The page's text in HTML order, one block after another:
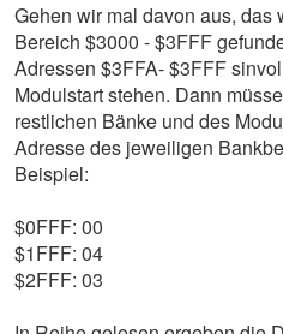
Gehen wir mal davon aus, das
Bereich $3000 - $3FFF
Adressen $3FFA- $3FFF
Modulstart stehen. Dann
restlichen Bänke und des
Adresse des jeweiligen
Beispiel:
$0FFF: 00
$1FFF: 04
$2FFF: 03